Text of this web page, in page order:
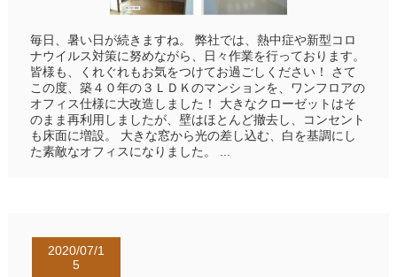
毎日、暑い日が続きますね。 弊社では、熱中症や新型コロ
ナウイルス対策に努めながら、日々作業を行っております。
皆様も、くれぐれもお気をつけてお過ごしください！ さて
この度、築４０年の３ＬＤＫのマンションを、ワンフロアの
オフィス仕様に大改造しました！ 大きなクローゼットはそ
のまま再利用しましたが、壁はほとんど撤去し、コンセント
も床面に増設。 大きな窓から光の差し込む、白を基調にし
た素敵なオフィスになりました。 ...
2020/07/1
5